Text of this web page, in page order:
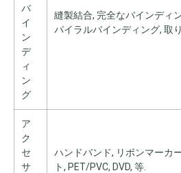
バ
イ
ン
デ
ィ
ン
グ
縫製結合, 完全なバインディ
パイラルバインディング, 取
ア
ク
セ
サ
ハンドバンド, リボンマーカ
ト, PET/PVC, DVD, 等.